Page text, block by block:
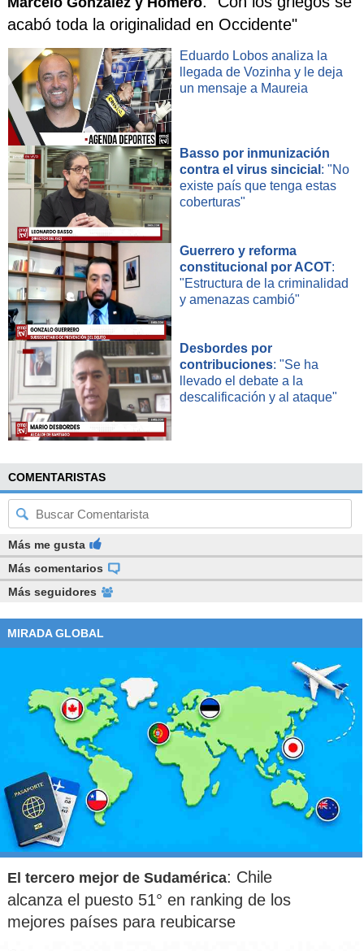
acabó toda la originalidad en Occidente"
Eduardo Lobos analiza la
llegada de Vozinha y le deja
un mensaje a Maureia
Basso por inmunización
contra el virus sincicial : "No
existe país que tenga estas
coberturas"
Guerrero y reforma
constitucional por ACOT:
"Estructura de la criminalidad
y amenazas cambió"
Desbordes por
contribuciones: "Se ha
llevado el debate a la
descalificación y al ataque"
COMENTARISTAS
Más me gusta
Más comentarios
Más seguidores
MIRADA GLOBAL
El tercero mejor de Sudamérica: Chile
alcanza el puesto 51° en ranking de los
mejores países para reubicarse